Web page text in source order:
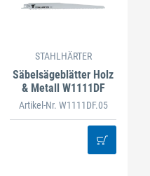
STAHLHÄRTER
Säbelsägeblätter Holz
& Metall W1111DF
Artikel-Nr. W1111DF.05